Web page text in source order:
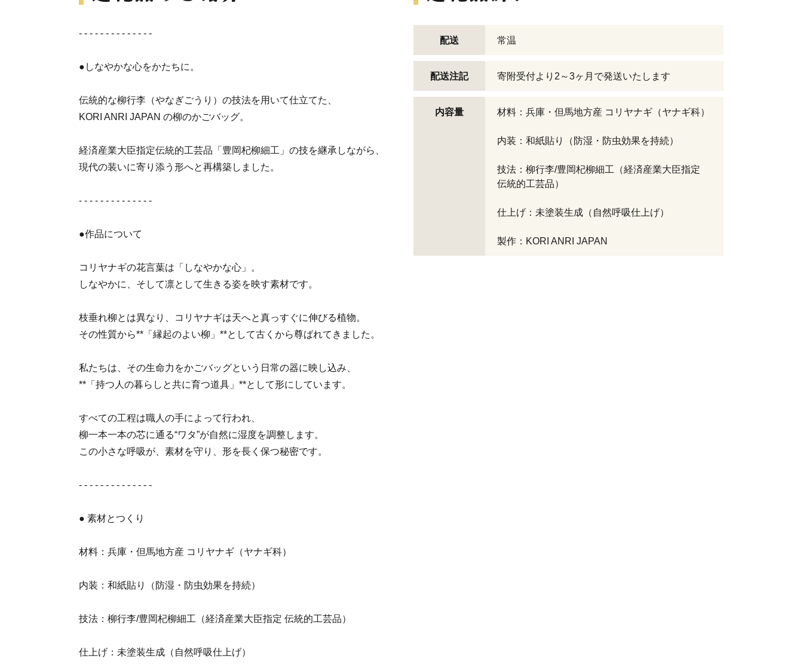
- - - - - - - - - - - - - -
●しなやかな心をかたちに。
伝統的な柳行李（やなぎごうり）の技法を用いて仕立てた、
KORI ANRI JAPAN の柳のかごバッグ。
経済産業大臣指定伝統的工芸品「豊岡杞柳細工」の技を継承しながら、
現代の装いに寄り添う形へと再構築しました。
- - - - - - - - - - - - - -
●作品について
コリヤナギの花言葉は「しなやかな心」。
しなやかに、そして凛として生きる姿を映す素材です。
枝垂れ柳とは異なり、コリヤナギは天へと真っすぐに伸びる植物。
その性質から**「縁起のよい柳」**として古くから尊ばれてきました。
私たちは、その生命力をかごバッグという日常の器に映し込み、
**「持つ人の暮らしと共に育つ道具」**として形にしています。
すべての工程は職人の手によって行われ、
柳一本一本の芯に通る“ワタ”が自然に湿度を調整します。
この小さな呼吸が、素材を守り、形を長く保つ秘密です。
- - - - - - - - - - - - - -
● 素材とつくり
材料：兵庫・但馬地方産 コリヤナギ（ヤナギ科）
内装：和紙貼り（防湿・防虫効果を持続）
技法：柳行李/豊岡杞柳細工（経済産業大臣指定 伝統的工芸品）
仕上げ：未塗装生成（自然呼吸仕上げ）
配送 常温
配送注記 寄附受付より2～3ヶ月で発送いたします
内容量 材料：兵庫・但馬地方産 コリヤナギ（ヤナギ科）
内装：和紙貼り（防湿・防虫効果を持続）
技法：柳行李/豊岡杞柳細工（経済産業大臣指定
伝統的工芸品）
仕上げ：未塗装生成（自然呼吸仕上げ）
製作：KORI ANRI JAPAN